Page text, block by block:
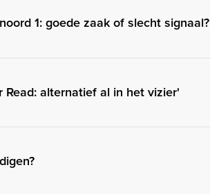
1: goede zaak of slecht signaal?
alternatief al in het vizier'